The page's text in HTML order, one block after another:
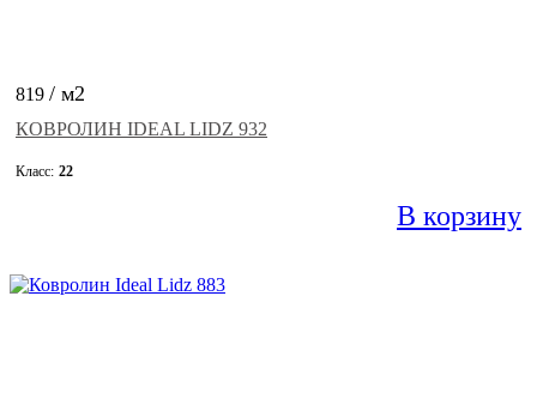
819 / м2
КОВРОЛИН IDEAL LIDZ 932
Класс: 22
В корзину